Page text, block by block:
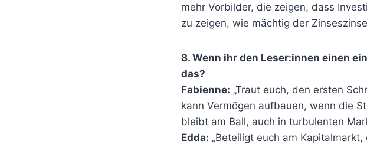
mehr Vorbilder, die zeigen, dass
zu zeigen, wie mächtig der
8. Wenn ihr den Leser:innen einen
das?
Fabienne: „Traut euch, den ersten
kann Vermögen aufbauen, wenn die
bleibt am Ball, auch in turbulenten
Edda: „Beteiligt euch am